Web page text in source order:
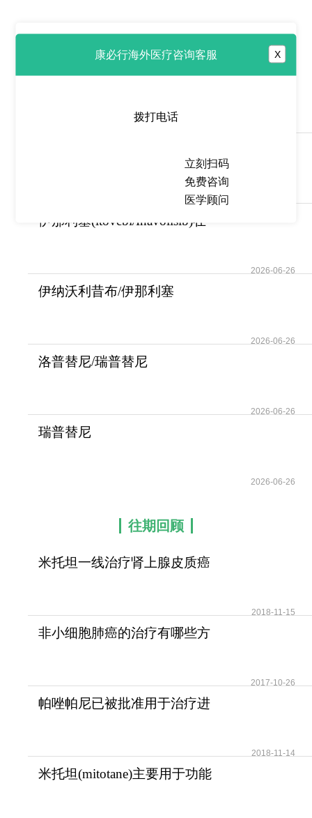
泰泽纳/他拉唑帕尼
(Talzenna/talazoparib)填补了高
伊那利塞(itovebi/Inavolisib)在
2026-06-26
伊纳沃利昔布/伊那利塞
2026-06-26
洛普替尼/瑞普替尼
2026-06-26
瑞普替尼
2026-06-26
往期回顾
米托坦一线治疗肾上腺皮质癌
2018-11-15
非小细胞肺癌的治疗有哪些方
2017-10-26
帕唑帕尼已被批准用于治疗进
2018-11-14
米托坦(mitotane)主要用于功能
康必行海外医疗咨询客服 X
拨打电话
立刻扫码
免费咨询
医学顾问